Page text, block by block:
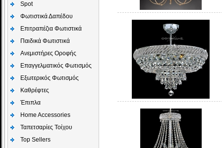
Spot
Φωτιστικά Δαπέδου
Επιτραπέζια Φωτιστικά
Παιδικά Φωτιστικά
Aνεμιστήρες Οροφής
Επαγγελματικός Φωτισμός
Εξωτερικός Φωτισμός
Καθρέφτες
Έπιπλα
Home Accessories
Ταπετσαρίες Τοίχου
Top Sellers